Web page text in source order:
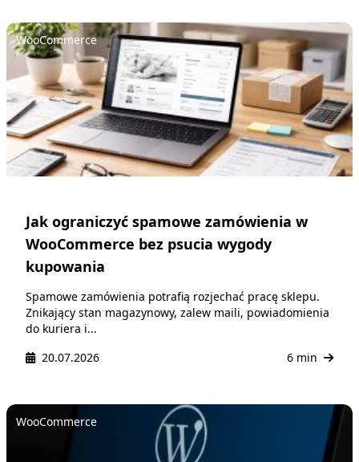
WooCommerce
Jak ograniczyć spamowe zamówienia w
WooCommerce bez psucia wygody
kupowania
Spamowe zamówienia potrafią rozjechać pracę sklepu.
Znikający stan magazynowy, zalew maili, powiadomienia
do kuriera i...
20.07.2026
6 min
WooCommerce